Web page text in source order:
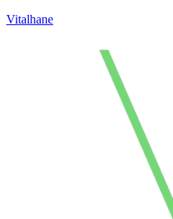
Vitalhane